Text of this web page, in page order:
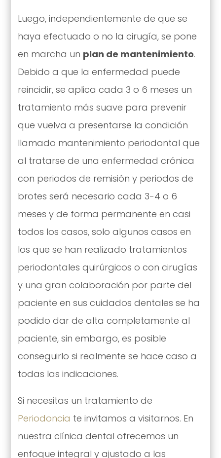
Luego, independientemente de que se
haya efectuado o no la cirugía, se pone
en marcha un plan de mantenimiento.
Debido a que la enfermedad puede
reincidir, se aplica cada 3 o 6 meses un
tratamiento más suave para prevenir
que vuelva a presentarse la condición
llamado mantenimiento periodontal que
al tratarse de una enfermedad crónica
con periodos de remisión y periodos de
brotes será necesario cada 3-4 o 6
meses y de forma permanente en casi
todos los casos, solo algunos casos en
los que se han realizado tratamientos
periodontales quirúrgicos o con cirugías
y una gran colaboración por parte del
paciente en sus cuidados dentales se ha
podido dar de alta completamente al
paciente, sin embargo, es posible
conseguirlo si realmente se hace caso a
todas las indicaciones.
Si necesitas un tratamiento de
Periodoncia te invitamos a visitarnos. En
nuestra clínica dental ofrecemos un
enfoque integral y ajustado a las